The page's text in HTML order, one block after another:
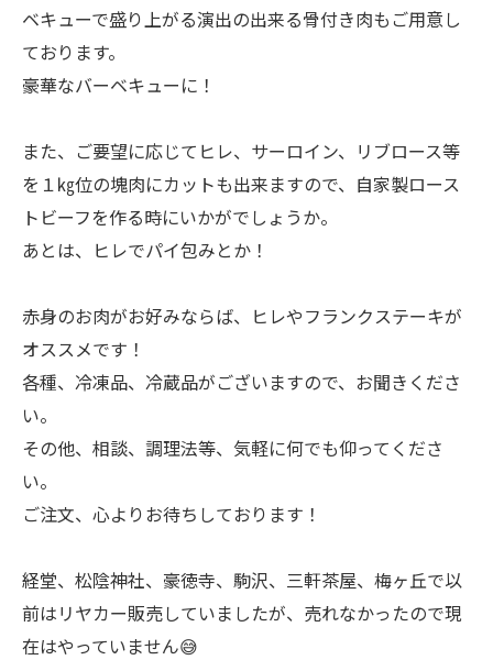
ベキューで盛り上がる演出の出来る骨付き肉もご用意し
ております。
豪華なバーベキューに！
また、ご要望に応じてヒレ、サーロイン、リブロース等
を１㎏位の塊肉にカットも出来ますので、自家製ロース
トビーフを作る時にいかがでしょうか。
あとは、ヒレでパイ包みとか！
赤身のお肉がお好みならば、ヒレやフランクステーキが
オススメです！
各種、冷凍品、冷蔵品がございますので、お聞きくださ
い。
その他、相談、調理法等、気軽に何でも仰ってくださ
い。
ご注文、心よりお待ちしております！
経堂、松陰神社、豪徳寺、駒沢、三軒茶屋、梅ヶ丘で以
前はリヤカー販売していましたが、売れなかったので現
在はやっていません😅